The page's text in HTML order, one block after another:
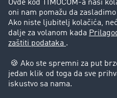
Pravna pitanja
Impressum
Opšti uslovi korišćenja
Zaštita podataka